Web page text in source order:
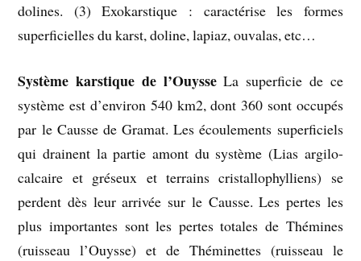
dolines. (3) Exokarstique : caractérise les formes
superficielles du karst, doline, lapiaz, ouvalas, etc…
Système karstique de l’OuysseLa superficie de ce
système est d’environ 540 km2, dont 360 sont occupés
par le Causse de Gramat. Les écoulements superficiels
qui drainent la partie amont du système (Lias argilo-
calcaire et gréseux et terrains cristallophylliens) se
perdent dès leur arrivée sur le Causse. Les pertes les
plus importantes sont les pertes totales de Thémines
(ruisseau l’Ouysse) et de Théminettes (ruisseau le